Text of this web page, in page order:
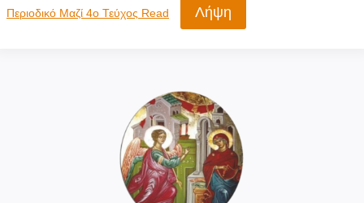
Περιοδικό Μαζί 4o Τεύχος Read Λήψη